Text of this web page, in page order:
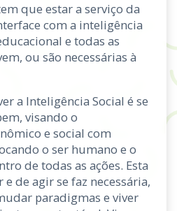
que estar a serviço da
com a inteligência
e todas as
ou são necessárias à
a Inteligência Social é se
visando o
e social com
o ser humano e o
de todas as ações. Esta
de agir se faz necessária,
paradigmas e viver